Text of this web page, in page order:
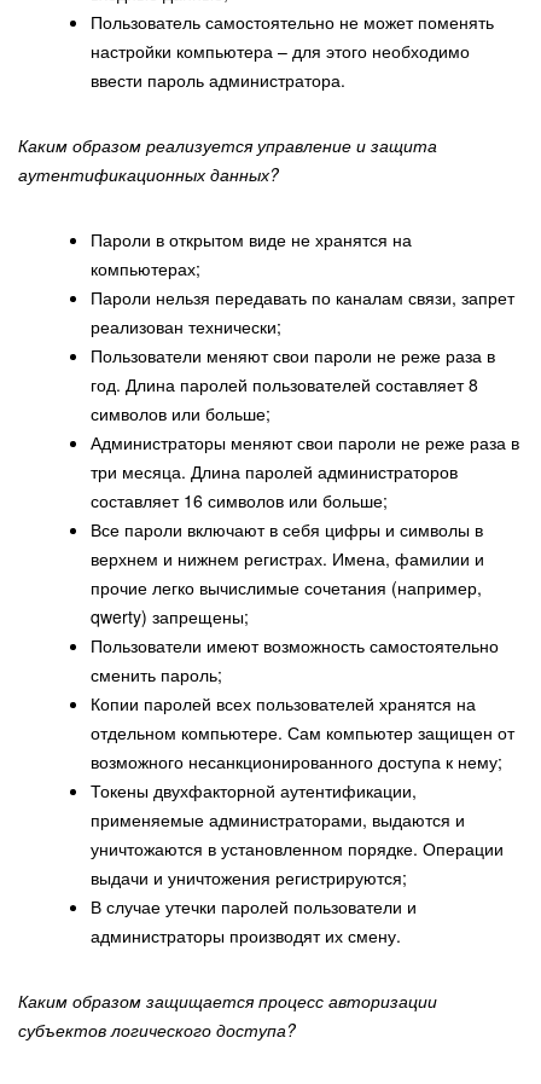
Пользователь самостоятельно не может поменять
настройки компьютера – для этого необходимо
ввести пароль администратора.
Каким образом реализуется управление и защита
аутентификационных данных?
Пароли в открытом виде не хранятся на
компьютерах;
Пароли нельзя передавать по каналам связи, запрет
реализован технически;
Пользователи меняют свои пароли не реже раза в
год. Длина паролей пользователей составляет 8
символов или больше;
Администраторы меняют свои пароли не реже раза в
три месяца. Длина паролей администраторов
составляет 16 символов или больше;
Все пароли включают в себя цифры и символы в
верхнем и нижнем регистрах. Имена, фамилии и
прочие легко вычислимые сочетания (например,
qwerty) запрещены;
Пользователи имеют возможность самостоятельно
сменить пароль;
Копии паролей всех пользователей хранятся на
отдельном компьютере. Сам компьютер защищен от
возможного несанкционированного доступа к нему;
Токены двухфакторной аутентификации,
применяемые администраторами, выдаются и
уничтожаются в установленном порядке. Операции
выдачи и уничтожения регистрируются;
В случае утечки паролей пользователи и
администраторы производят их смену.
Каким образом защищается процесс авторизации
субъектов логического доступа?